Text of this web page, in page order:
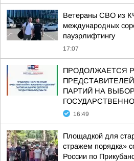
Ветераны СВО из
международных
пауэрлифтингу
17:07
ПРОДОЛЖАЕТСЯ
ПАРТИЙ НА
16:49
Площадкой для
стражем порядка»
России по